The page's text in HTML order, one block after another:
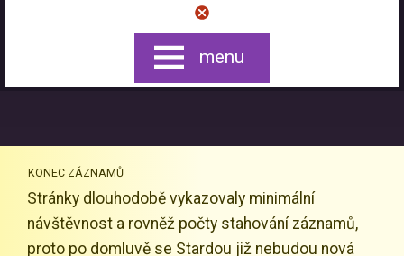
menu
KONEC ZÁZNAMŮ
Stránky dlouhodobě vykazovaly minimální
návštěvnost a rovněž počty stahování záznamů,
proto po domluvě se Stardou již nebudou nová